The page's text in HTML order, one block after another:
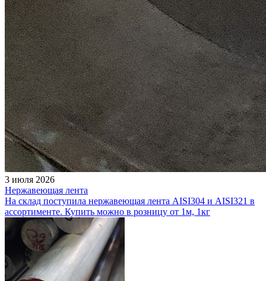
3 июля 2026
Нержавеющая лента
На склад поступила нержавеющая лента AISI304 и AISI321 в
ассортименте. Купить можно в розницу от 1м, 1кг